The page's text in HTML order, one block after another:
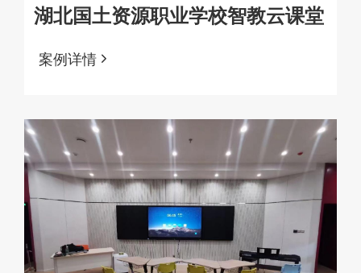
湖北国土资源职业学校智教云课堂
案例详情